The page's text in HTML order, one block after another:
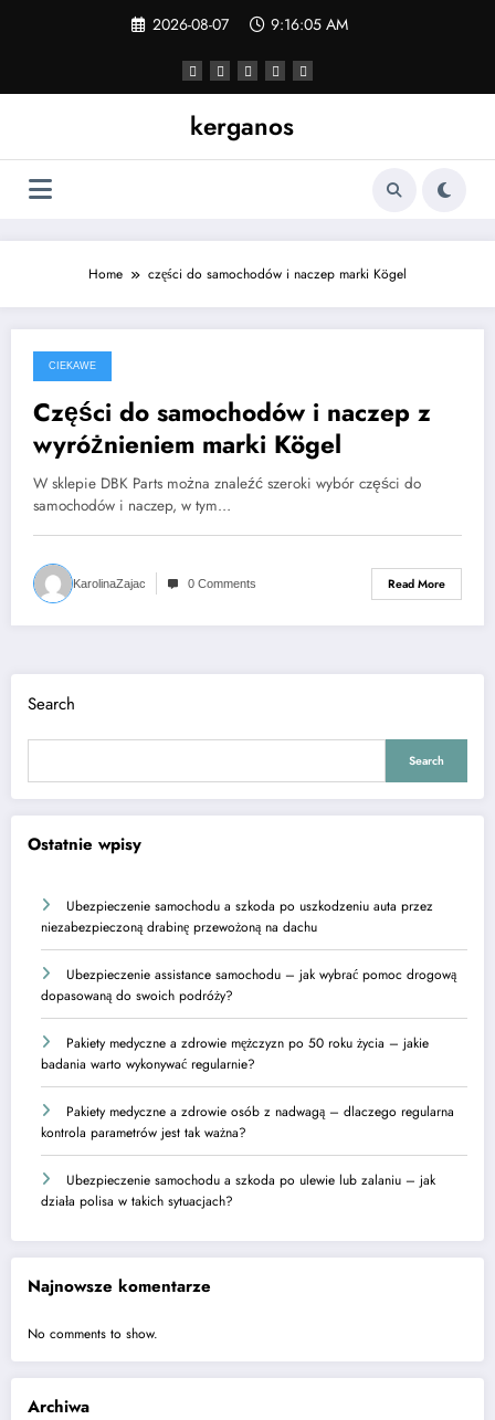
2026-08-07 9:16:06 AM
kerganos
Home części do samochodów i naczep marki Kögel
2023-09-25
CIEKAWE
Części do samochodów i naczep z
wyróżnieniem marki Kögel
W sklepie DBK Parts można znaleźć szeroki wybór części do
samochodów i naczep, w tym…
KarolinaZajac 0 Comments Read More
Search
Search
Ostatnie wpisy
Ubezpieczenie samochodu a szkoda po uszkodzeniu auta przez
niezabezpieczoną drabinę przewożoną na dachu
Ubezpieczenie assistance samochodu – jak wybrać pomoc drogową
dopasowaną do swoich podróży?
Pakiety medyczne a zdrowie mężczyzn po 50 roku życia – jakie
badania warto wykonywać regularnie?
Pakiety medyczne a zdrowie osób z nadwagą – dlaczego regularna
kontrola parametrów jest tak ważna?
Ubezpieczenie samochodu a szkoda po ulewie lub zalaniu – jak
działa polisa w takich sytuacjach?
Najnowsze komentarze
No comments to show.
Archiwa